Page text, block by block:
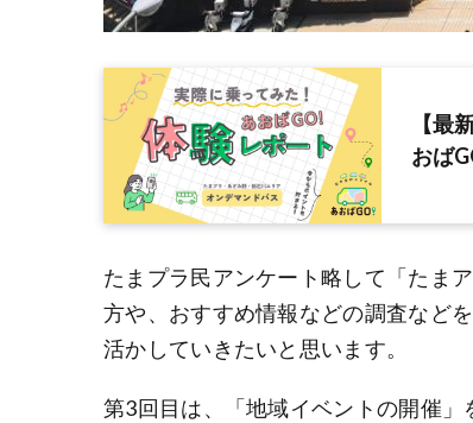
【最
おば
たまプラ民アンケート略して「たま
方や、おすすめ情報などの調査など
活かしていきたいと思います。
第3回目は、「地域イベントの開催